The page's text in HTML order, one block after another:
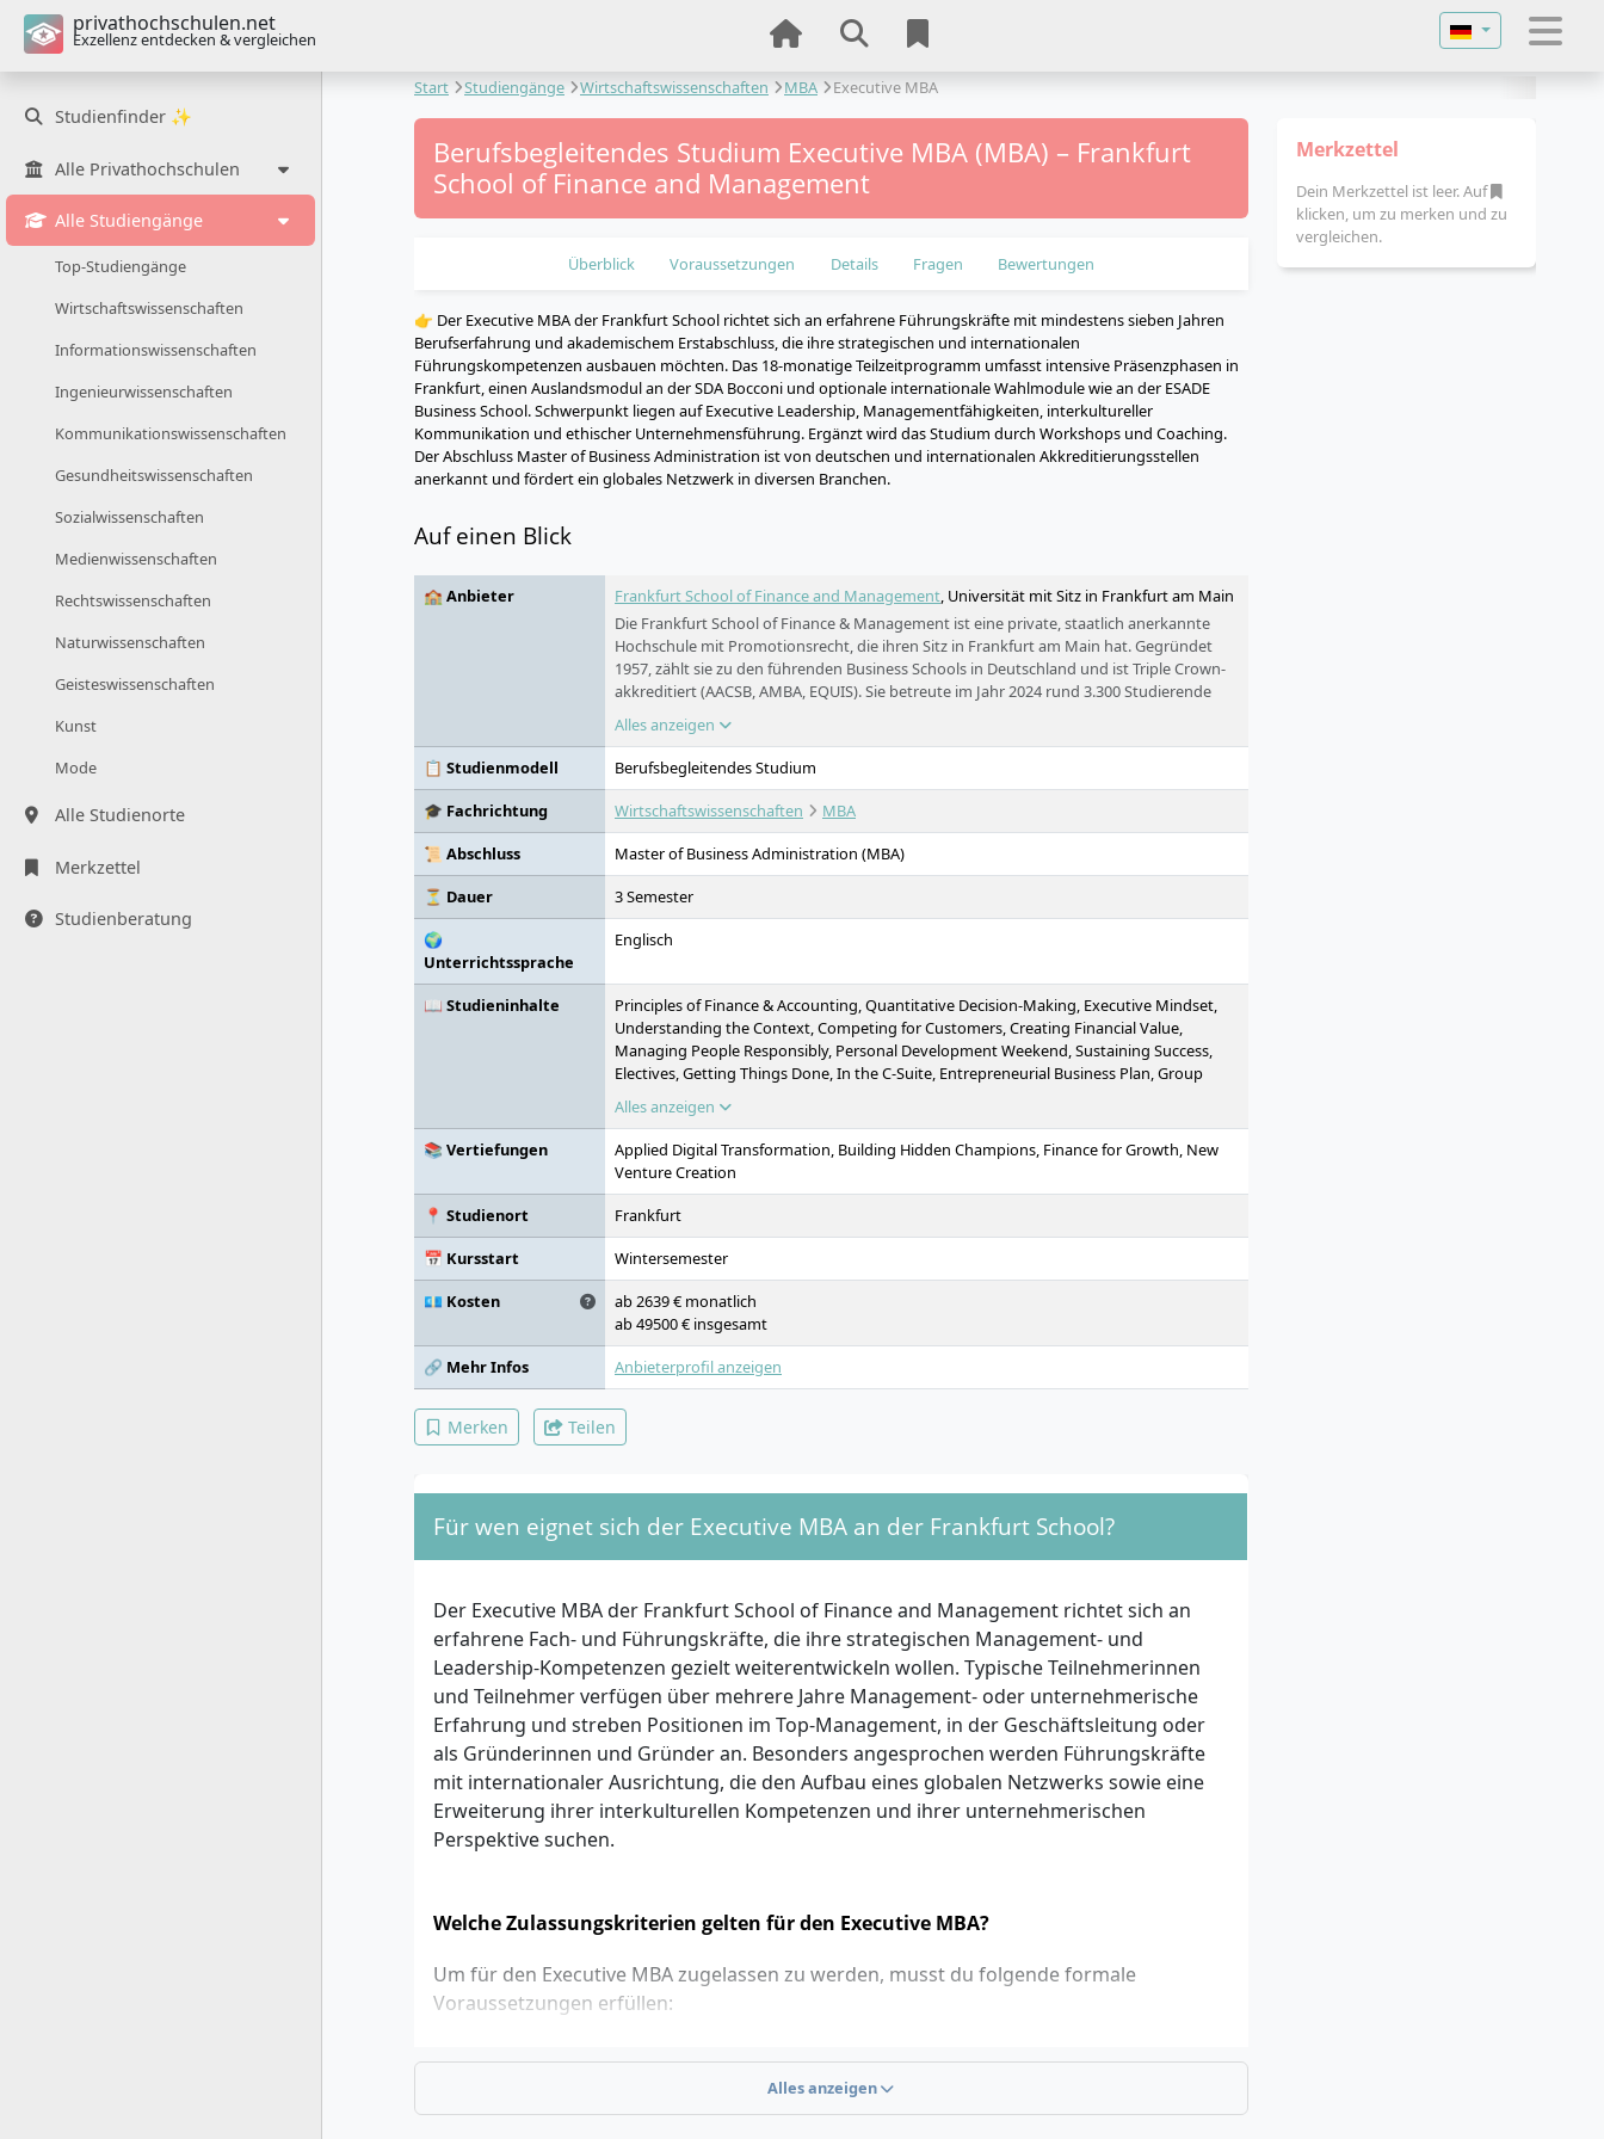
privathochschulen.net
Exzellenz entdecken & vergleichen
Sprache
Studienfinder ✨
Alle Privathochschulen
Alle Studiengänge
Top-Studiengänge
Wirtschaftswissenschaften
Informationswissenschaften
Ingenieurwissenschaften
Kommunikationswissenschaften
Gesundheitswissenschaften
Sozialwissenschaften
Medienwissenschaften
Rechtswissenschaften
Naturwissenschaften
Geisteswissenschaften
Kunst
Mode
Alle Studienorte
Merkzettel
Studienberatung
Start Studiengänge Wirtschaftswissenschaften MBA Executive MBA
Berufsbegleitendes Studium Executive MBA (MBA) – Frankfurt
School of Finance and Management
Überblick Voraussetzungen Details Fragen Bewertungen
👉 Der Executive MBA der Frankfurt School richtet sich an erfahrene Führungskräfte mit mindestens sieben Jahren
Berufserfahrung und akademischem Erstabschluss, die ihre strategischen und internationalen
Führungskompetenzen ausbauen möchten. Das 18-monatige Teilzeitprogramm umfasst intensive Präsenzphasen in
Frankfurt, einen Auslandsmodul an der SDA Bocconi und optionale internationale Wahlmodule wie an der ESADE
Business School. Schwerpunkt liegen auf Executive Leadership, Managementfähigkeiten, interkultureller
Kommunikation und ethischer Unternehmensführung. Ergänzt wird das Studium durch Workshops und Coaching.
Der Abschluss Master of Business Administration ist von deutschen und internationalen Akkreditierungsstellen
anerkannt und fördert ein globales Netzwerk in diversen Branchen.
Auf einen Blick
🏫 Anbieter Frankfurt School of Finance and Management, Universität mit Sitz in Frankfurt am Main
Die Frankfurt School of Finance & Management ist eine private, staatlich anerkannte
Hochschule mit Promotionsrecht, die ihren Sitz in Frankfurt am Main hat. Gegründet
1957, zählt sie zu den führenden Business Schools in Deutschland und ist Triple Crown-
akkreditiert (AACSB, AMBA, EQUIS). Sie betreute im Jahr 2024 rund 3.300 Studierende
und bietet Programme in den Bereichen Betriebswirtschaft und Finanzen an. Ihre
Forschungsschwerpunkte liegen u.a. auf Sustainable Finance und
Entwicklungszusammenarbeit. Weitere Standorte befinden sich in Hamburg, München
und Düsseldorf.
Alles anzeigen
📋 Studienmodell
Berufsbegleitendes Studium
🎓 Fachrichtung
Wirtschaftswissenschaften
MBA
📜 Abschluss
Master of Business Administration (MBA)
⏳ Dauer
3 Semester
🌍
Unterrichtssprache
Englisch
📖 Studieninhalte
Principles of Finance & Accounting, Quantitative Decision-Making, Executive Mindset,
Understanding the Context, Competing for Customers, Creating Financial Value,
Managing People Responsibly, Personal Development Weekend, Sustaining Success,
Electives, Getting Things Done, In the C-Suite, Entrepreneurial Business Plan, Group
Consulting Project, Research Thesis
Alles anzeigen
📚 Vertiefungen
Applied Digital Transformation, Building Hidden Champions, Finance for Growth, New
Venture Creation
📍 Studienort
Frankfurt
📅 Kursstart
Wintersemester
💶 Kosten
ab 2639 € monatlich
ab 49500 € insgesamt
🔗 Mehr Infos
Anbieterprofil anzeigen
Merken Teilen
Für wen eignet sich der Executive MBA an der Frankfurt School?
Der Executive MBA der Frankfurt School of Finance and Management richtet sich an
erfahrene Fach- und Führungskräfte, die ihre strategischen Management- und
Leadership-Kompetenzen gezielt weiterentwickeln wollen. Typische Teilnehmerinnen
und Teilnehmer verfügen über mehrere Jahre Management- oder unternehmerische
Erfahrung und streben Positionen im Top-Management, in der Geschäftsleitung oder
als Gründerinnen und Gründer an. Besonders angesprochen werden Führungskräfte
mit internationaler Ausrichtung, die den Aufbau eines globalen Netzwerks sowie eine
Erweiterung ihrer interkulturellen Kompetenzen und ihrer unternehmerischen
Perspektive suchen.
Welche Zulassungskriterien gelten für den Executive MBA?
Um für den Executive MBA zugelassen zu werden, musst du folgende formale
Voraussetzungen erfüllen:
Mindestens sieben Jahre relevante Berufserfahrung mit entsprechender
Management- oder Führungsverantwortung
Alles anzeigen
Merkzettel
Dein Merkzettel ist leer. Auf
klicken, um zu merken und zu
vergleichen.